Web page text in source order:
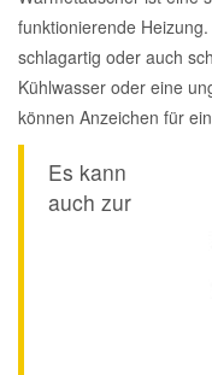
funktionierende
schlagartig oder auch
Kühlwasser oder eine
können Anzeichen für
Es kann
auch zur